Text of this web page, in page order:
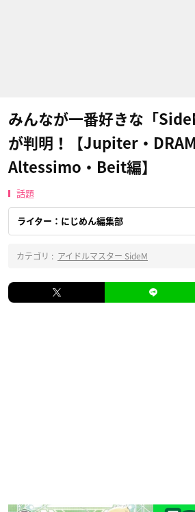
みんなが一番好きな「
が判明！【Jupiter・
Altessimo・Beit編】
話題
ライター：にじめん編集部
カテゴリ : アイドルマスター SideM